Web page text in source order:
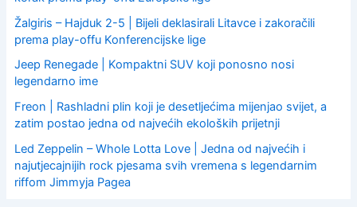
Žalgiris – Hajduk 2-5 | Bijeli deklasirali Litavce i zakoračili
prema play-offu Konferencijske lige
Jeep Renegade | Kompaktni SUV koji ponosno nosi
legendarno ime
Freon | Rashladni plin koji je desetljećima mijenjao svijet, a
zatim postao jedna od najvećih ekoloških prijetnji
Led Zeppelin – Whole Lotta Love | Jedna od najvećih i
najutjecajnijih rock pjesama svih vremena s legendarnim
riffom Jimmyja Pagea